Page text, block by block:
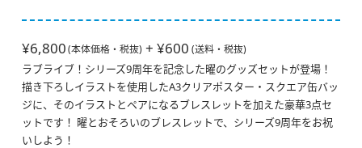
¥6,800 (本体価格・税抜) + ¥600 (送料・税抜)
ラブライブ！シリーズ9周年を記念した曜のグッズセットが登場！
描き下ろしイラストを使用したA3クリアポスター・スクエア缶バッ
ジに、そのイラストとペアになるブレスレットを加えた豪華3点セ
ットです！ 曜とおそろいのブレスレットで、シリーズ9周年をお祝
いしよう！